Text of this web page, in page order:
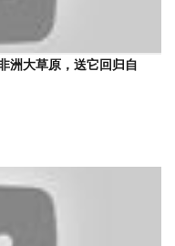
洲大草原，送它回归自